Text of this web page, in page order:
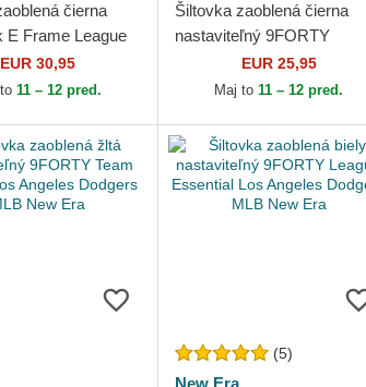
čierna
E Frame League
Angeles
New Era
EUR 30,95
to11 – 12 pred.
Šiltovka zaoblená čierna
nastaviteľný 9FORTY
League Essential Los
Angeles Dodgers MLB New
EUR 25,95
Maj to11 – 12 pred.
(5)
New Era